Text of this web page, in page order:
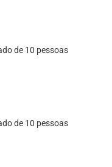
de 10 pessoas
de 10 pessoas